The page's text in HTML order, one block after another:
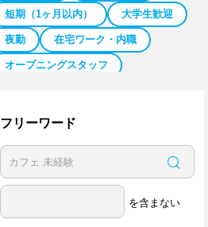
短期（1ヶ月以内） 大学生歓迎
夜勤 在宅ワーク・内職
オープニングスタッフ
副業・Ｗワーク歓迎
フリーワード
を含まない